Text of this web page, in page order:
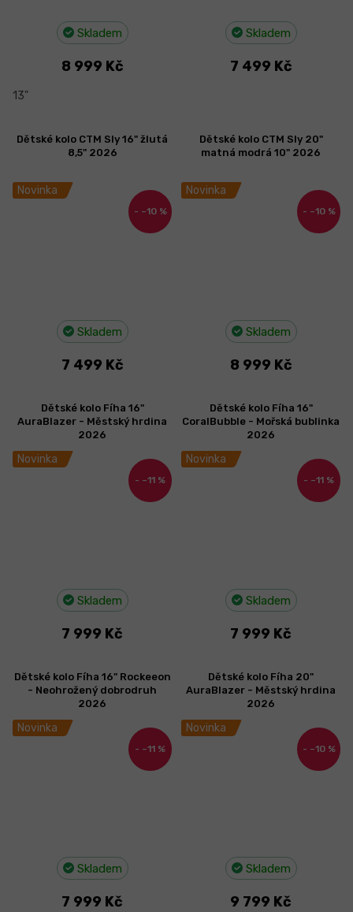
Skladem
8 999 Kč
13"
Skladem
7 499 Kč
Novinka
–10 %
Dětské kolo CTM Sly 16" žlutá
8,5" 2026
Skladem
7 499 Kč
Novinka
–10 %
Dětské kolo CTM Sly 20"
matná modrá 10" 2026
Skladem
8 999 Kč
Novinka
–11 %
Dětské kolo Fíha 16"
AuraBlazer - Městský hrdina
2026
Skladem
7 999 Kč
Novinka
–11 %
Dětské kolo Fíha 16"
CoralBubble - Mořská bublinka
2026
Skladem
7 999 Kč
Novinka
–11 %
Dětské kolo Fíha 16" Rockeeon
- Neohrožený dobrodruh
2026
Skladem
7 999 Kč
Novinka
–10 %
Dětské kolo Fíha 20"
AuraBlazer - Městský hrdina
2026
Skladem
9 799 Kč